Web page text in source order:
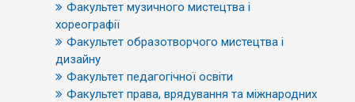
Факультет музичного мистецтва і
хореографії
Факультет образотворчого мистецтва і
дизайну
Факультет педагогічної освіти
Факультет права, врядування та міжнародних